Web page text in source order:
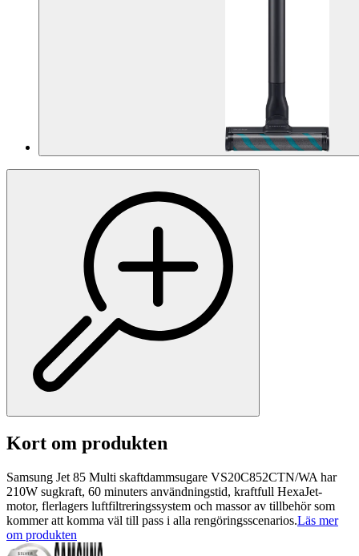
Kort om produkten
Samsung Jet 85 Multi skaftdammsugare VS20C852CTN/WA har
210W sugkraft, 60 minuters användningstid, kraftfull HexaJet-
motor, flerlagers luftfiltreringssystem och massor av tillbehör som
kommer att komma väl till pass i alla rengöringsscenarios.Läs mer
om produkten